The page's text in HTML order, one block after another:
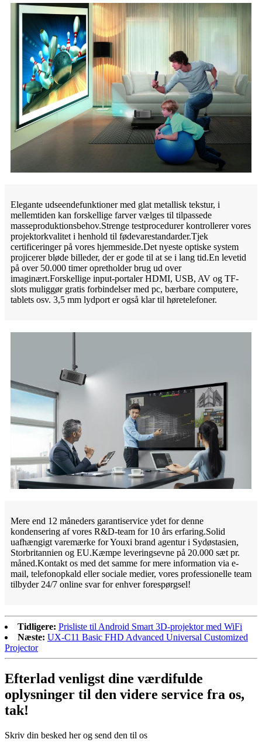
Elegante udseendefunktioner med glat metallisk tekstur, i
mellemtiden kan forskellige farver vælges til tilpassede
masseproduktionsbehov.Strenge testprocedurer kontrollerer vores
projektorkvalitet i henhold til fødevarestandarder.Tjek
certificeringer på vores hjemmeside.Det nyeste optiske system
projicerer bløde billeder, der er gode til at se i lang tid.En levetid
på over 50.000 timer opretholder brug ud over
imaginært.Forskellige input-portaler HDMI, USB, AV og TF-
slots muliggør gratis forbindelser med pc, bærbare computere,
tablets osv. 3,5 mm lydport er også klar til høretelefoner.
Mere end 12 måneders garantiservice ydet for denne
kondensering af vores R&D-team for 10 års erfaring.Solid
uafhængigt varemærke for Youxi brand agentur i Sydøstasien,
Storbritannien og EU.Kæmpe leveringsevne på 20.000 sæt pr.
måned.Kontakt os med det samme for mere information via e-
mail, telefonopkald eller sociale medier, vores professionelle team
tilbyder 24/7 online svar for enhver forespørgsel!
Tidligere: Prisliste til Android Smart 3D-projektor med WiFi
Næste: UX-C11 Basic FHD Advanced Universal Customized
Projector
Efterlad venligst dine værdifulde
oplysninger til den videre service fra os,
tak!
Skriv din besked her og send den til os